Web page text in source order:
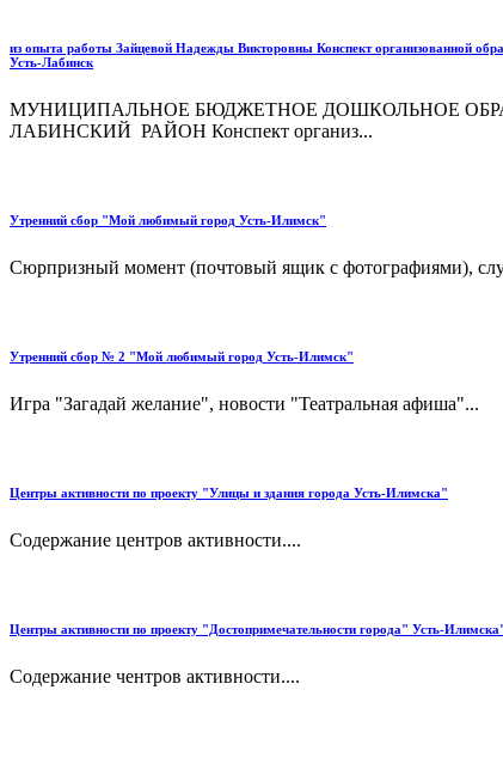
из опыта работы Зайцевой Надежды Викторовны Конспект организованной
Усть-Лабинск
МУНИЦИПАЛЬНОЕ БЮДЖЕТНОЕ ДОШКОЛЬНОЕ
ЛАБИНСКИЙ РАЙОН Конспект организ...
Утренний сбор "Мой любимый город Усть-Илимск"
Сюрпризный момент (почтовый ящик с фотографиями),
Утренний сбор № 2 "Мой любимый город Усть-Илимск"
Игра "Загадай желание", новости "Театральная афиша"...
Центры активности по проекту "Улицы и здания города Усть-Илимска"
Содержание центров активности....
Центры активности по проекту "Достопримечательности города" Усть-
Содержание чентров активности....